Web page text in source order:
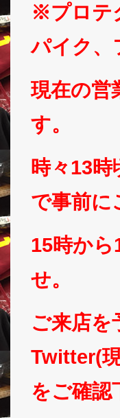
※プロテ
パイク、
現在の営
す。
時々13
で事前に
15時か
せ。
ご来店を
Twitter(
をご確認